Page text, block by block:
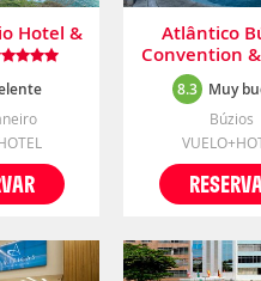
Hotel &
Atlântico
Convention
8.3 Muy
Búzios